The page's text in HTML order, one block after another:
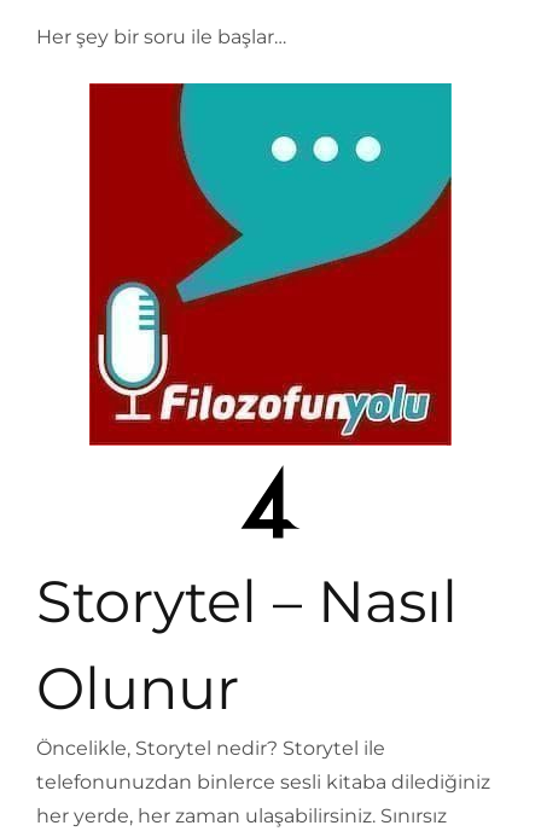
Her şey bir soru ile başlar…
Storytel – Nasıl
Olunur
Öncelikle, Storytel nedir? Storytel ile
telefonunuzdan binlerce sesli kitaba dilediğiniz
her yerde, her zaman ulaşabilirsiniz. Sınırsız